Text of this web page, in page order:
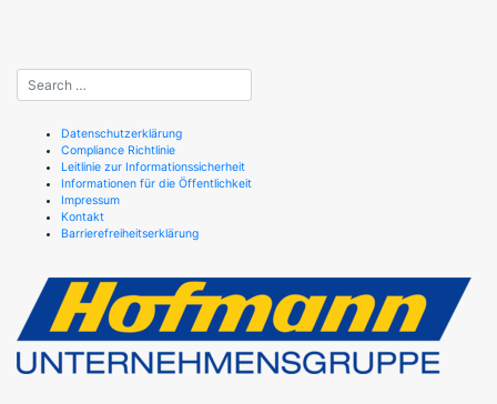
Datenschutzerklärung
Compliance Richtlinie
Leitlinie zur Informationssicherheit
Informationen für die Öffentlichkeit
Impressum
Kontakt
Barrierefreiheitserklärung